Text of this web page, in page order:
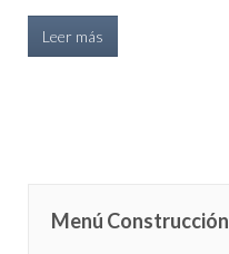
Leer más
Menú Construcción